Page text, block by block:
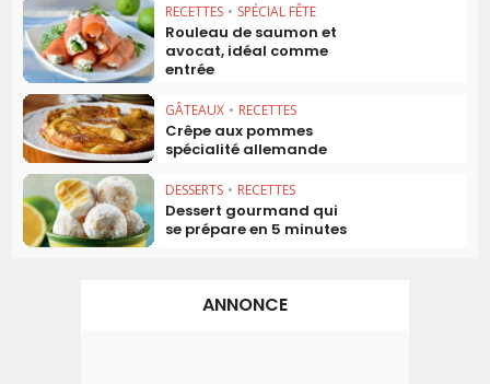
RECETTES • SPÉCIAL FÊTE
Rouleau de saumon et
avocat, idéal comme
entrée
GÂTEAUX • RECETTES
Crêpe aux pommes
spécialité allemande
DESSERTS • RECETTES
Dessert gourmand qui
se prépare en 5 minutes
ANNONCE